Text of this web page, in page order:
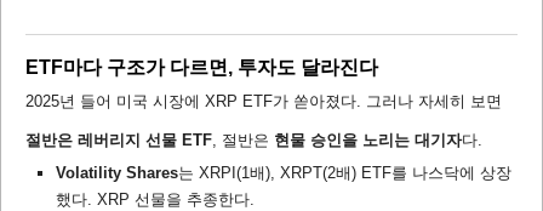
ETF마다 구조가 다르면, 투자도 달라진다
2025년 들어 미국 시장에 XRP ETF가 쏟아졌다. 그러나 자세히 보면
절반은 레버리지 선물 ETF, 절반은 현물 승인을 노리는 대기자다.
Volatility Shares는 XRPI(1배), XRPT(2배) ETF를 나스닥에 상장
했다. XRP 선물을 추종한다.